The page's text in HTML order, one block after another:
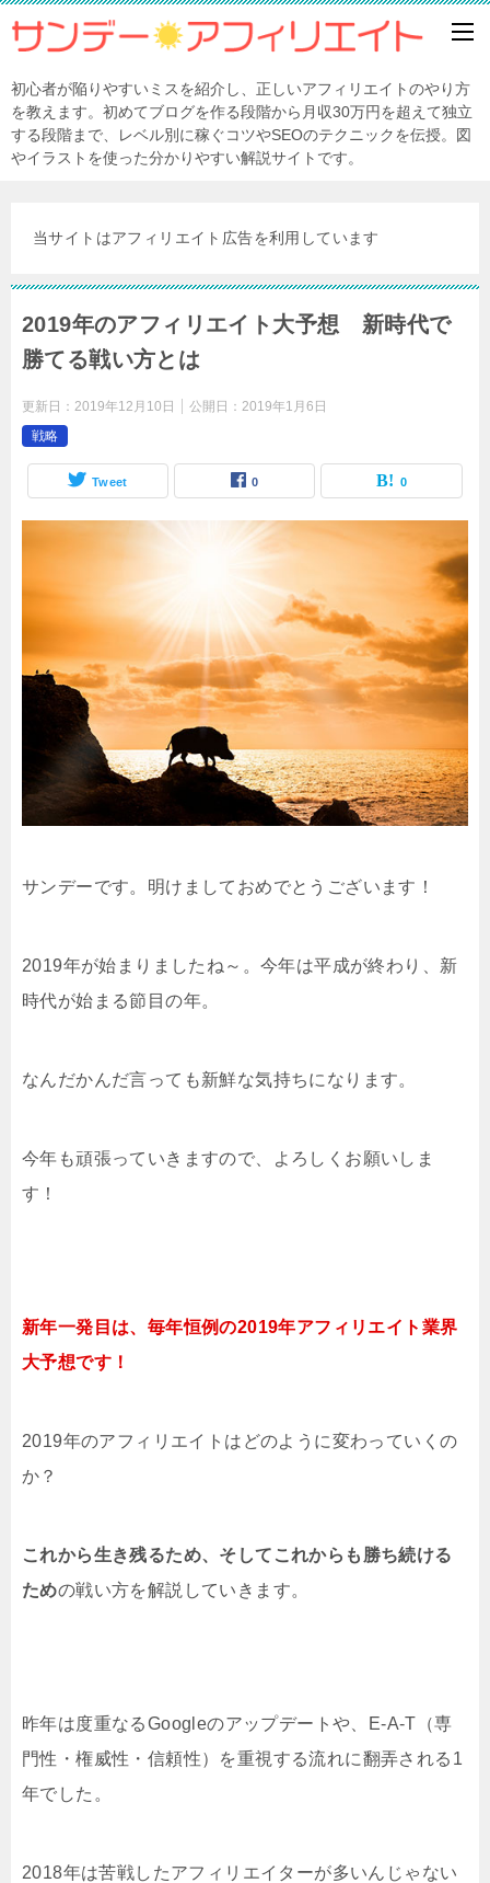
初心者が陥りやすいミスを紹介し、正しいアフィリエイトのやり方
を教えます。初めてブログを作る段階から月収30万円を超えて独立
する段階まで、レベル別に稼ぐコツやSEOのテクニックを伝授。図
やイラストを使った分かりやすい解説サイトです。
当サイトはアフィリエイト広告を利用しています
2019年のアフィリエイト大予想 新時代で
勝てる戦い方とは
更新日： 2019年12月10日 公開日： 2019年1月6日
戦略
Tweet 0 0
サンデーです。明けましておめでとうございます！
2019年が始まりましたね～。今年は平成が終わり、新
時代が始まる節目の年。
なんだかんだ言っても新鮮な気持ちになります。
今年も頑張っていきますので、よろしくお願いしま
す！
新年一発目は、毎年恒例の2019年アフィリエイト業界
大予想です！
2019年のアフィリエイトはどのように変わっていくの
か？
これから生き残るため、そしてこれからも勝ち続ける
ための戦い方を解説していきます。
昨年は度重なるGoogleのアップデートや、E-A-T（専
門性・権威性・信頼性）を重視する流れに翻弄される1
年でした。
2018年は苦戦したアフィリエイターが多いんじゃない